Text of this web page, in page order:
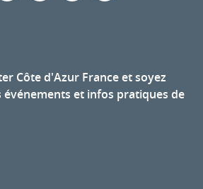
Côte d'Azur France et soyez
et infos pratiques de